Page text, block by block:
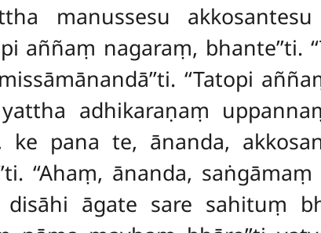
manussesu
aññaṃ nagaraṃ,
‘‘Tatopi
adhikaraṇaṃ
pana te, ānanda,
‘‘Ahaṃ, ānanda,
āgate sare sahituṃ